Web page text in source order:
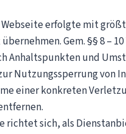
erfolgte mit
Gem. §§ 8 –
Anhaltspunkten und
Nutzungssperrung von
einer konkreten
richtet sich, als